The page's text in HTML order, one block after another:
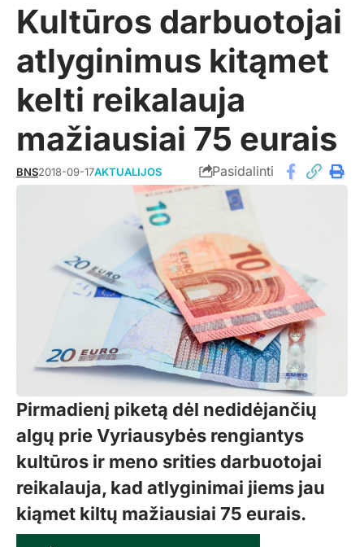
Kultūros darbuotojai
atlyginimus kitąmet
kelti reikalauja
mažiausiai 75 eurais
BNS2018-09-17AKTUALIJOS Pasidalinti
Pirmadienį piketą dėl nedidėjančių
algų prie Vyriausybės rengiantys
kultūros ir meno srities darbuotojai
reikalauja, kad atlyginimai jiems jau
kiąmet kiltų mažiausiai 75 eurais.